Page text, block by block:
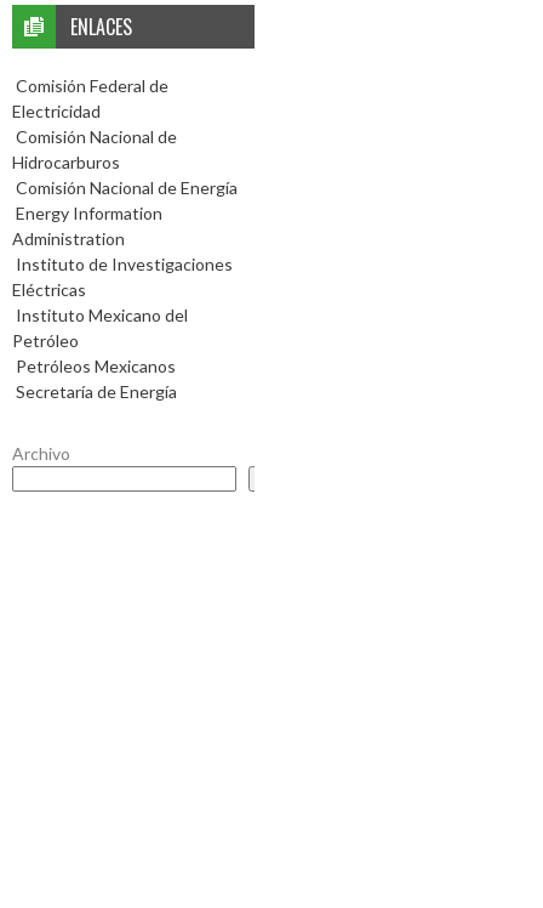
ENLACES
Comisión Federal de
Electricidad
Comisión Nacional de
Hidrocarburos
Comisión Nacional de Energía
Energy Information
Administration
Instituto de Investigaciones
Eléctricas
Instituto Mexicano del
Petróleo
Petróleos Mexicanos
Secretaría de Energía
Archivo